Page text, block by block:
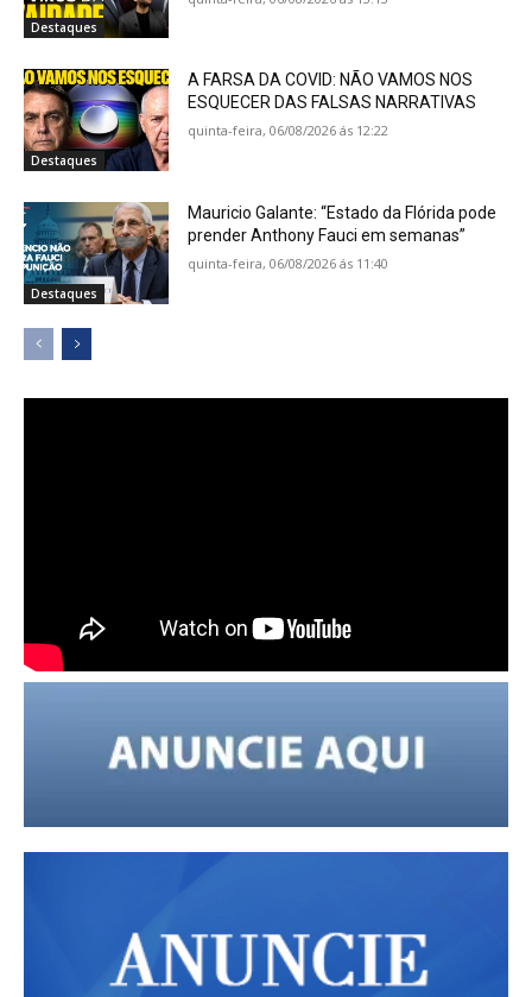
Destaques
Destaques
A FARSA DA COVID: NÃO VAMOS NOS
ESQUECER DAS FALSAS NARRATIVAS
quinta-feira, 06/08/2026 ás 12:22
Destaques
Mauricio Galante: “Estado da Flórida pode
prender Anthony Fauci em semanas”
quinta-feira, 06/08/2026 ás 11:40